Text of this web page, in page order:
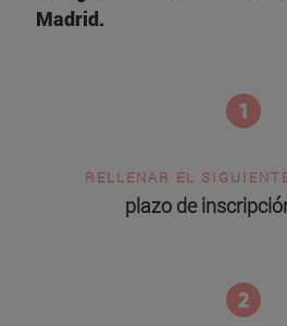
Madrid.
RELLENAR EL
plazo de